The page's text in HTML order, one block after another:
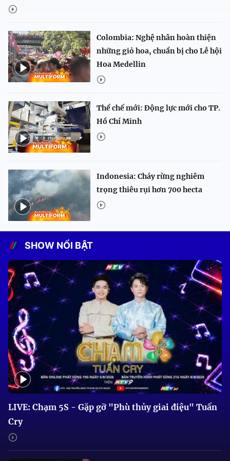
Colombia: Nghệ nhân hoàn thiện
những giỏ hoa, chuẩn bị cho Lễ hội
Hoa Medellin
Thể chế mới: Động lực mới cho TP.
Hồ Chí Minh
Indonesia: Cháy rừng nghiêm
trọng thiêu rụi hơn 700 hecta
SHOW NỔI BẬT
LIVE: Chạm 5S - Gặp gỡ "Phù thủy giai điệu" Tuấn
Cry